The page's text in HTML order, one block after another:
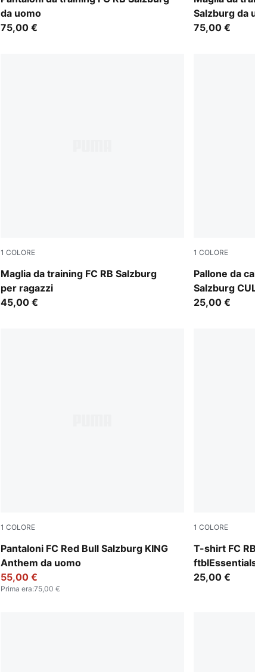
da uomo
75,00 €
Salzburg da
75,00 €
1 COLORE
Maglia da training FC RB Salzburg
per ragazzi
Ruby Shimmer-PUMA White
45,00 €
1 COLORE
Pallone da
Salzburg
PUMA Navy-
25,00 €
1 COLORE
Pantaloni FC Red Bull Salzburg KING
Anthem da uomo
PUMA Black-Matte Puma Gold
55,00 €
Prima era:75,00 €
1 COLORE
T-shirt FC
For All Time
25,00 €